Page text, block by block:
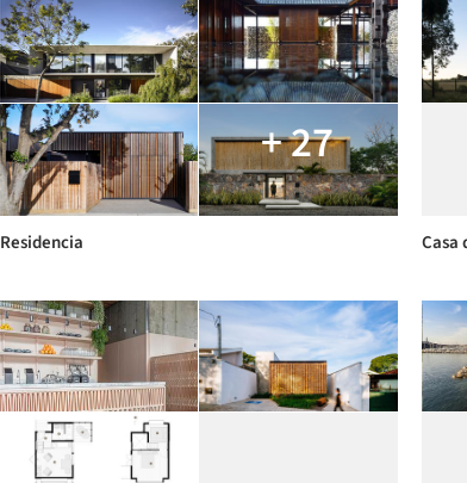
+ 27
Residencia Casa